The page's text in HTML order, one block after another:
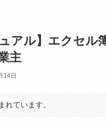
アル】エクセ
主
14日
れています。